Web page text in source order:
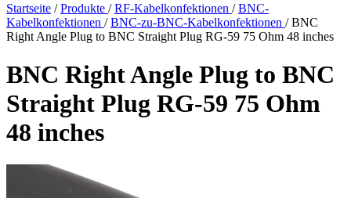
Startseite / Produkte / RF-Kabelkonfektionen / BNC-
Kabelkonfektionen / BNC-zu-BNC-Kabelkonfektionen / BNC
Right Angle Plug to BNC Straight Plug RG-59 75 Ohm 48 inches
BNC Right Angle Plug to BNC
Straight Plug RG-59 75 Ohm
48 inches